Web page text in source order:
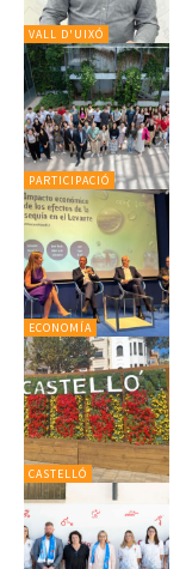
VALL D'UIXÓ
PARTICIPACIÓ
ECONOMÍA
CASTELLÓ